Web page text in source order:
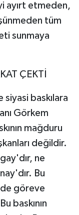
ayırt etmeden,
tüm
sunmaya
ÇEKTİ
baskılara
Görkem
mağduru
değildir.
ne
Bu
göreve
baskının